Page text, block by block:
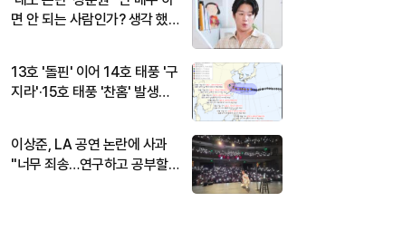
면 안 되는 사람인가? 생각 했
13호 '돌핀' 이어 14호 태풍 '구
지라'·15호 태풍 '찬홈' 발생…
이상준, LA 공연 논란에 사과
"너무 죄송…연구하고 공부할